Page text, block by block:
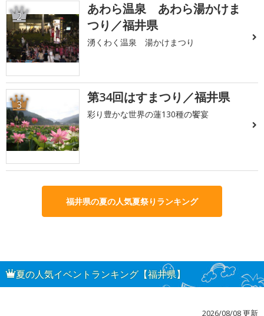
2
あわら温泉 あわら湯かけま
つり／福井県
湧くわく温泉 湯かけまつり
3 第34回はすまつり／福井県
彩り豊かな世界の蓮130種の饗宴
福井県の夏の人気夏祭りランキング
夏の人気イベントランキング【福井県】
2026/08/08 更新